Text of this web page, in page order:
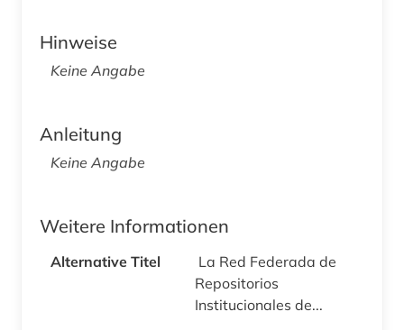
Hinweise
Keine Angabe
Anleitung
Keine Angabe
Weitere Informationen
Alternative Titel
La Red Federada de
Repositorios
Institucionales de...